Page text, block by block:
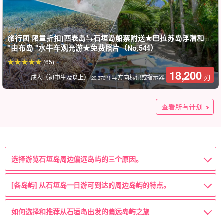
旅行团 限量折扣]西表岛⇆石垣岛船票附送★巴拉苏岛浮潜和
"由布岛 "水牛车观光游★免费照片（No.544）
成人（初中生及以上）20,370円→方向标记或指示器 18,200 刃
(65)
从石垣出发的最受欢迎的伴游计划！西表岛、由布岛、竹富岛3
14,900 刃
★夏の特別SALE【西表島/1日】隠れた秘境『水落の滝』マン
グローブカヌー/SUP＆水牛車で渡る『由布島』観光ツアー★
★夏の特別SALE【西表島/1日】魅力をギュッと凝縮☆水牛車
で渡る『由布島』観光＆キャニオニングツアー★写真無料
★夏の特別SALE【西表島/1日】秘境×絶景を満喫！水落の滝
SUP/カヌー＆奇跡の島『バラス島』シュノーケリングツアー
[停] [从石垣岛出发/游览] 仲间川红树林巡游和由布岛观光《附
14,200 刃
仲间川红树林巡游和由布岛观光半日游 ◆免费酒店接送和免费
12,200 刃
停靠站点：【从石垣岛出发/往返/半天下午】仲间川红树林巡游
&由布岛观光路线（免费接送&行李寄存）西表野猫保护活动基
小滨岛/半天] 申请 OK◎让我们享受私人包船的奢华！包船计
划！适用于毕业旅行、公司旅行、团体旅行☆（No.661）
7,000 刃
西表岛] 人气三岛观光之旅！红树林SUP/独木舟&巴拉苏岛登陆
&水牛车 "由布岛 "观光游 ★免费拍照（No.t-78）
21,700 刃
小滨岛 / 1 天] 申请 OK ◎让我们在豪华包船中尽情玩耍！包船
计划！适用于毕业旅行、公司旅行、团体旅行☆（No.662）
14,000 刃
西表岛 / 1天]包租向导☆观光和活动套餐！观光和红树林SUP或
100,000 刃
西表岛/1天]包车向导☆征服人气三岛！红树林SUP/独木舟&巴
拉苏岛登陆&水牛车 "由布岛 "观光游★照片免费（No.160）
100,000 刃
西表岛 / 1 天] 导游包车 ☆享受未开发的土地和绝佳的景色！瀑
布SUP/独木舟&奇迹岛 "巴拉苏岛 "浮潜之旅 ★免费拍照
查看所有计划
选择游览石垣岛周边偏远岛屿的三个原因。
[各岛屿] 从石垣岛一日游可到达的周边岛屿的特点。
如何选择和推荐从石垣岛出发的偏远岛屿之旅